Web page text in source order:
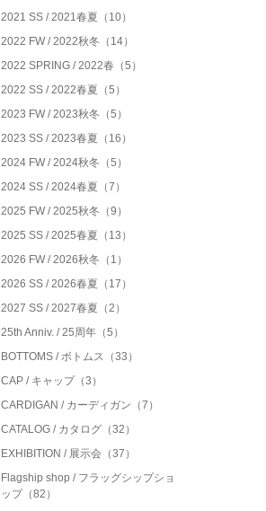
2021 SS / 2021春夏（10）
2022 FW / 2022秋冬（14）
2022 SPRING / 2022春（5）
2022 SS / 2022春夏（5）
2023 FW / 2023秋冬（5）
2023 SS / 2023春夏（16）
2024 FW / 2024秋冬（5）
2024 SS / 2024春夏（7）
2025 FW / 2025秋冬（9）
2025 SS / 2025春夏（13）
2026 FW / 2026秋冬（1）
2026 SS / 2026春夏（17）
2027 SS / 2027春夏（2）
25th Anniv. / 25周年（5）
BOTTOMS / ボトムス（33）
CAP / キャップ（3）
CARDIGAN / カーディガン（7）
CATALOG / カタログ（32）
EXHIBITION / 展示会（37）
Flagship shop / フラッグシップショ
ップ（82）